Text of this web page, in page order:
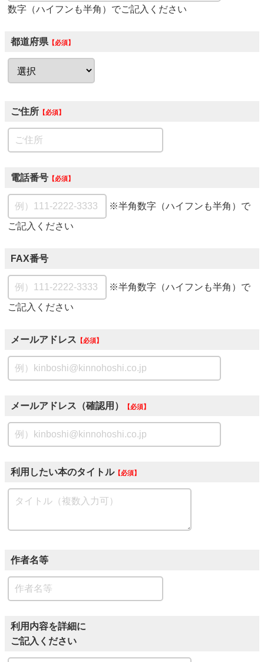
数字（ハイフンも半角）でご記入ください
都道府県 必須
ご住所 必須
電話番号 必須
※半角数字（ハイフンも半角）で
ご記入ください
FAX番号
※半角数字（ハイフンも半角）で
ご記入ください
メールアドレス 必須
メールアドレス（確認用） 必須
利用したい本のタイトル 必須
作者名等
利用内容を詳細に
ご記入ください